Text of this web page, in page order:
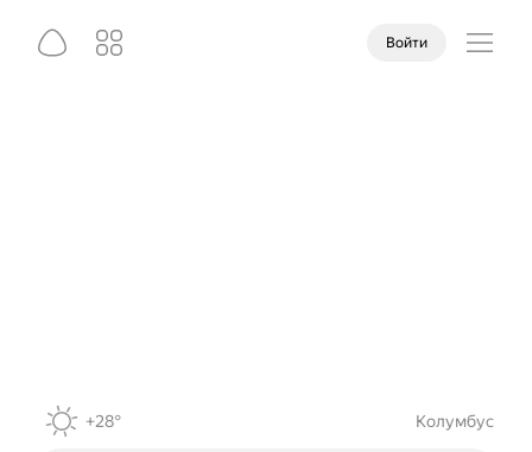
Войти
+28° Колумбус